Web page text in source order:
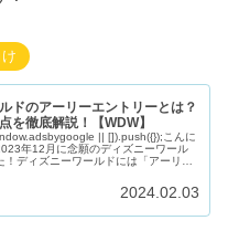
ドのアーリーエントリーとは？
を徹底解説！【WDW】
|| []).push({});こんに
年12月に念願のディズニーワール
！ディズニーワールドには「アーリー
2024.02.03